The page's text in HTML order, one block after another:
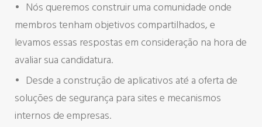
Nós queremos construir uma comunidade onde
membros tenham objetivos compartilhados, e
levamos essas respostas em consideração na hora de
avaliar sua candidatura.
Desde a construção de aplicativos até a oferta de
soluções de segurança para sites e mecanismos
internos de empresas.